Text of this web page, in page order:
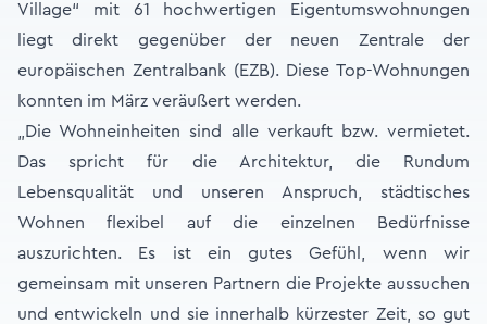
Village“ mit 61 hochwertigen Eigentumswohnungen
liegt direkt gegenüber der neuen Zentrale der
europäischen Zentralbank (EZB). Diese Top-Wohnungen
konnten im März veräußert werden.
„Die Wohneinheiten sind alle verkauft bzw. vermietet.
Das spricht für die Architektur, die Rundum
Lebensqualität und unseren Anspruch, städtisches
Wohnen flexibel auf die einzelnen Bedürfnisse
auszurichten. Es ist ein gutes Gefühl, wenn wir
gemeinsam mit unseren Partnern die Projekte aussuchen
und entwickeln und sie innerhalb kürzester Zeit, so gut